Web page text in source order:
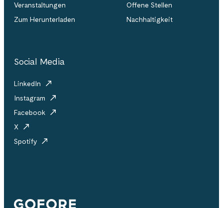
Veranstaltungen
Zum Herunterladen
Offene Stellen
Nachhaltigkeit
Social Media
LinkedIn
Instagram
Facebook
X
Spotify
Gofore